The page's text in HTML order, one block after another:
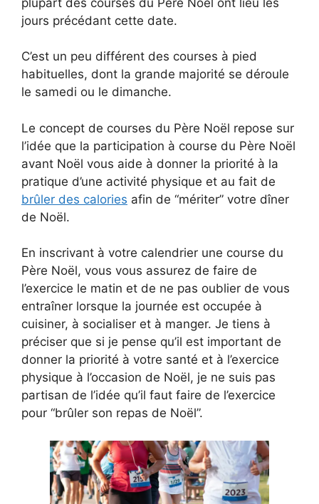
jours précédant cette date.
C’est un peu différent des courses à pied
habituelles, dont la grande majorité se déroule
le samedi ou le dimanche.
Le concept de courses du Père Noël repose sur
l’idée que la participation à course du Père Noël
avant Noël vous aide à donner la priorité à la
pratique d’une activité physique et au fait de
brûler des calories afin de “mériter” votre dîner
de Noël.
En inscrivant à votre calendrier une course du
Père Noël, vous vous assurez de faire de
l’exercice le matin et de ne pas oublier de vous
entraîner lorsque la journée est occupée à
cuisiner, à socialiser et à manger. Je tiens à
préciser que si je pense qu’il est important de
donner la priorité à votre santé et à l’exercice
physique à l’occasion de Noël, je ne suis pas
partisan de l’idée qu’il faut faire de l’exercice
pour “brûler son repas de Noël”.